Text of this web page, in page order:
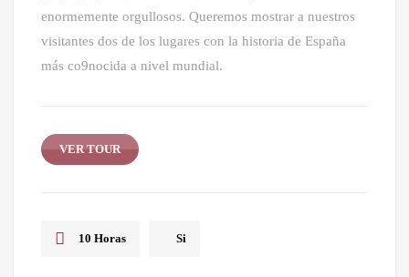
enormemente orgullosos. Queremos mostrar a nuestros
visitantes dos de los lugares con la historia de España
más co9nocida a nivel mundial.
VER TOUR
10 Horas Si